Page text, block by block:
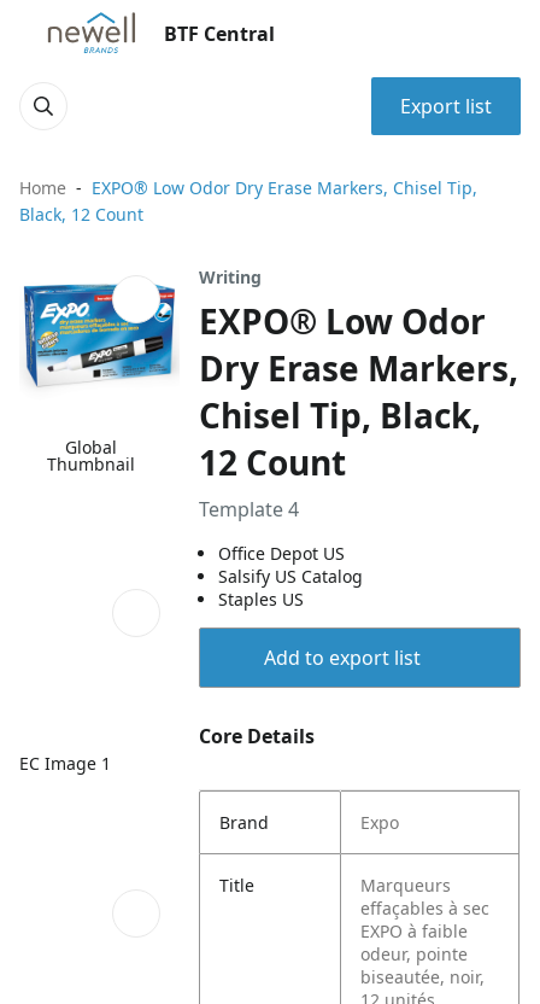
BTF Central
Export list
Home
EXPO® Low Odor Dry Erase Markers, Chisel Tip,
Black, 12 Count
Global
Thumbnail
EC Image 1
Writing
EXPO® Low Odor
Dry Erase Markers,
Chisel Tip, Black,
12 Count
Template 4
Office Depot US
Salsify US Catalog
Staples US
Add to export list
Core Details
Brand Expo
Title
Marqueurs
effaçables à sec
EXPO à faible
odeur, pointe
biseautée, noir,